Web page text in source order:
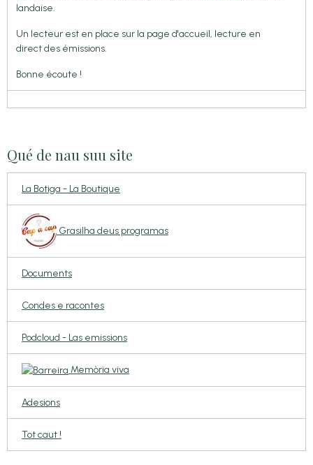
landaise.
Un lecteur est en place sur la page d'accueil, lecture en
direct des émissions.
Bonne écoute !
Qué de nau suu site
La Botiga - La Boutique
Grasilha deus programas
Documents
Condes e racontes
Podcloud - Las emissions
Memòria viva
Adesions
Tot caut !